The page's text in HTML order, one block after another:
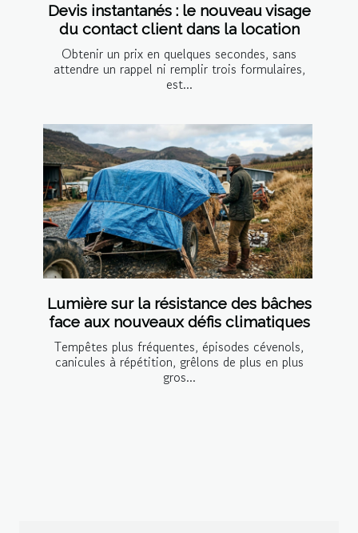
Devis instantanés : le nouveau visage
du contact client dans la location
Obtenir un prix en quelques secondes, sans
attendre un rappel ni remplir trois formulaires,
est...
Lumière sur la résistance des bâches
face aux nouveaux défis climatiques
Tempêtes plus fréquentes, épisodes cévenols,
canicules à répétition, grêlons de plus en plus
gros...